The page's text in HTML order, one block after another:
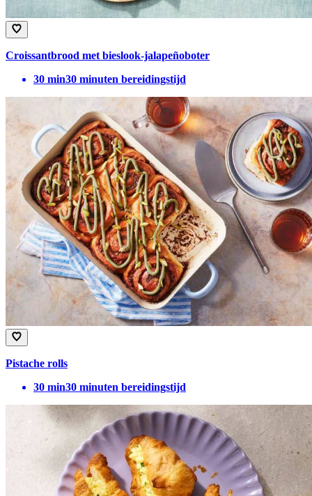
Croissantbrood met bieslook-jalapeñoboter
30 min30 minuten bereidingstijd
Pistache rolls
30 min30 minuten bereidingstijd